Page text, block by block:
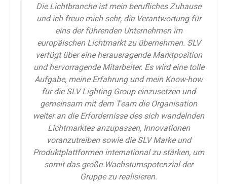
Die Lichtbranche ist mein berufliches Zuhause
und ich freue mich sehr, die Verantwortung für
eins der führenden Unternehmen im
europäischen Lichtmarkt zu übernehmen. SLV
verfügt über eine herausragende Marktposition
und hervorragende Mitarbeiter. Es wird eine tolle
Aufgabe, meine Erfahrung und mein Know-how
für die SLV Lighting Group einzusetzen und
gemeinsam mit dem Team die Organisation
weiter an die Erfordernisse des sich wandelnden
Lichtmarktes anzupassen, Innovationen
voranzutreiben sowie die SLV Marke und
Produktplattformen international zu stärken, um
somit das große Wachstumspotenzial der
Gruppe zu realisieren.